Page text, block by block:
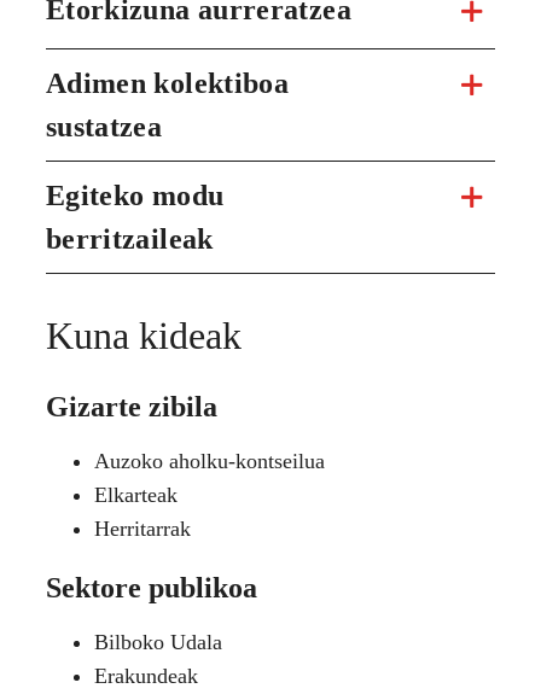
Etorkizuna aurreratzea
Adimen kolektiboa
sustatzea
Egiteko modu
berritzaileak
Kuna kideak
Gizarte zibila
Auzoko aholku-kontseilua
Elkarteak
Herritarrak
Sektore publikoa
Bilboko Udala
Erakundeak